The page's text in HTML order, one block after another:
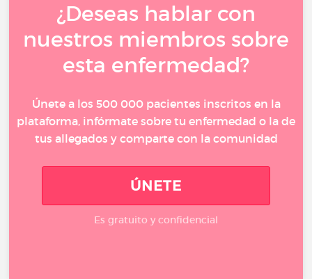
¿Deseas hablar con
nuestros miembros sobre
esta enfermedad?
Únete a los 500 000 pacientes inscritos en la
plataforma, infórmate sobre tu enfermedad o la de
tus allegados y comparte con la comunidad
ÚNETE
Es gratuito y confidencial